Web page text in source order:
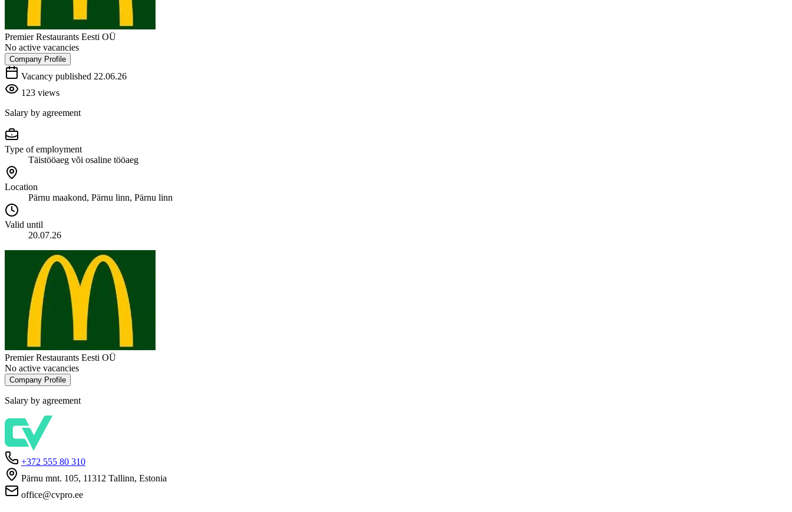
Premier Restaurants Eesti OÜ
No active vacancies
Company Profile
Vacancy published 22.06.26
123 views
Salary by agreement
Type of employment
Täistööaeg või osaline tööaeg
Location
Pärnu maakond, Pärnu linn, Pärnu linn
Valid until
20.07.26
Premier Restaurants Eesti OÜ
No active vacancies
Company Profile
Salary by agreement
+372 555 80 310
Pärnu mnt. 105, 11312 Tallinn, Estonia
office@cvpro.ee